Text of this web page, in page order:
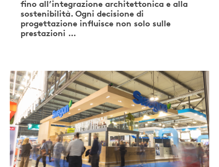
fino all’integrazione architettonica e alla
sostenibilità. Ogni decisione di
progettazione influisce non solo sulle
prestazioni …